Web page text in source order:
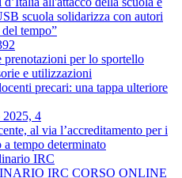
scuola solidarizza con autori
tempo”
per lo sportello
e utilizzazioni
precari: una tappa ulteriore
4
al via l’accreditamento per i
tempo determinato
IRC
IRC CORSO ONLINE